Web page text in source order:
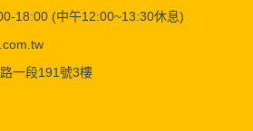
18:00 (中午12:00~13:30休息)
一段191號3樓